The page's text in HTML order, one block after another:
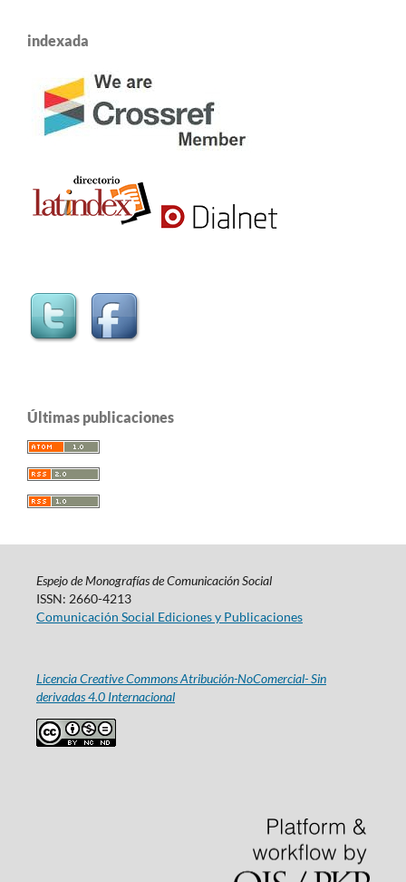
indexada
Últimas publicaciones
Espejo de Monografías de Comunicación Social
ISSN: 2660-4213
Comunicación Social Ediciones y Publicaciones
Licencia Creative Commons Atribución-NoComercial- Sin
derivadas 4.0 Internacional